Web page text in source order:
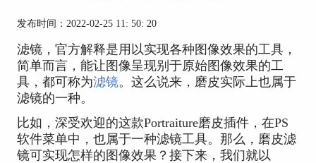
发布时间：2022-02-25 11: 50: 20
滤镜，官方解释是用以实现各种图像效果的工具，
简单而言，能让图像呈现别于原始图像效果的工
具，都可称为滤镜。这么说来，磨皮实际上也属于
滤镜的一种。
比如，深受欢迎的这款Portraiture磨皮插件，在PS
软件菜单中，也属于一种滤镜工具。那么，磨皮滤
镜可实现怎样的图像效果？接下来，我们就以